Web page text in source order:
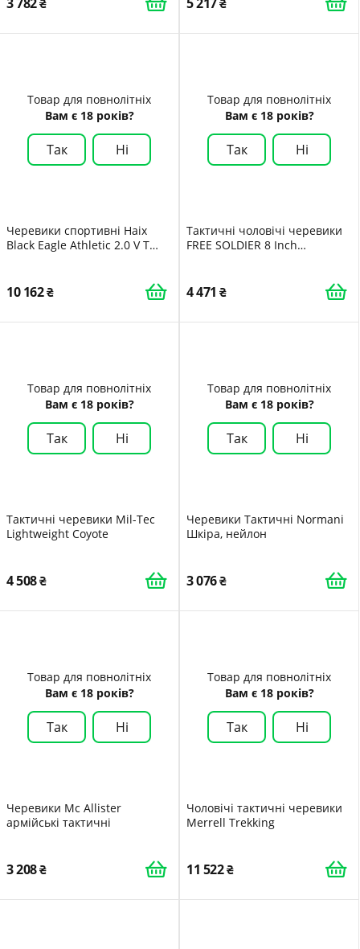
Товар для повнолітніх
Вам є 18 років?
Так Ні
Черевики спортивні Haix
Black Eagle Athletic 2.0 V T
10 162
Товар для повнолітніх
Вам є 18 років?
Так Ні
Тактичні чоловічі черевики
FREE SOLDIER 8 Inch
робочі черевики Desert Boots
4 471
Товар для повнолітніх
Вам є 18 років?
Так Ні
Тактичні черевики Mil-Tec
Lightweight Coyote
4 508
Товар для повнолітніх
Вам є 18 років?
Так Ні
Черевики Тактичні Normani
Шкіра, нейлон
3 076
Товар для повнолітніх
Вам є 18 років?
Так Ні
Черевики Mc Allister
армійські тактичні
3 208
Товар для повнолітніх
Вам є 18 років?
Так Ні
Чоловічі тактичні черевики
Merrell Trekking
11 522